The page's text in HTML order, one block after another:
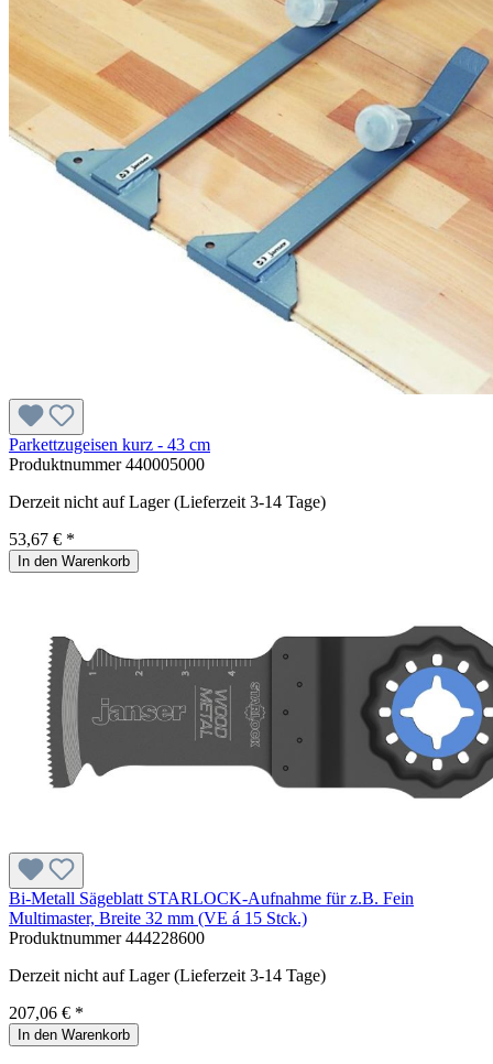
Parkettzugeisen kurz - 43 cm
Produktnummer440005000
Derzeit nicht auf Lager (Lieferzeit 3-14 Tage)
53,67 € *
In den Warenkorb
Bi-Metall Sägeblatt STARLOCK-Aufnahme für z.B. Fein
Multimaster, Breite 32 mm (VE á 15 Stck.)
Produktnummer444228600
Derzeit nicht auf Lager (Lieferzeit 3-14 Tage)
207,06 € *
In den Warenkorb